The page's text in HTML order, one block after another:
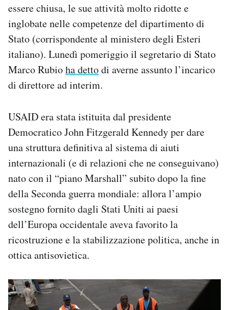
essere chiusa, le sue attività molto ridotte e
inglobate nelle competenze del dipartimento di
Stato (corrispondente al ministero degli Esteri
italiano). Lunedì pomeriggio il segretario di Stato
Marco Rubioha dettodi averne assunto l’incarico
di direttore ad interim.
USAID era stata istituita dal presidente
Democratico John Fitzgerald Kennedy per dare
una struttura definitiva al sistema di aiuti
internazionali (e di relazioni che ne conseguivano)
nato con il “piano Marshall” subito dopo la fine
della Seconda guerra mondiale: allora l’ampio
sostegno fornito dagli Stati Uniti ai paesi
dell’Europa occidentale aveva favorito la
ricostruzione e la stabilizzazione politica, anche in
ottica antisovietica.